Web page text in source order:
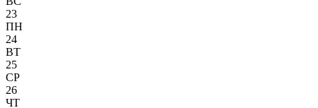
23
ПН
24
ВТ
25
СР
26
ЧТ